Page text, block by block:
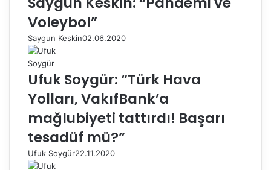
Voleybol”
Saygun Keskin02.06.2020
Ufuk Soygür: “Türk Hava
Yolları, VakıfBank’a
mağlubiyeti tattırdı! Başarı
tesadüf mü?”
Ufuk Soygür22.11.2020